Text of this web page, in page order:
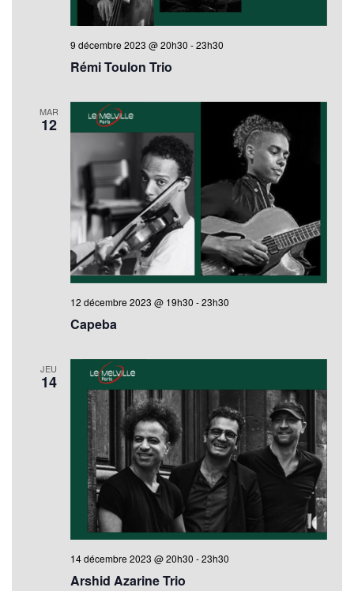
Rémi Toulon Trio
9 décembre 2023 @ 20h30 -23h30
MAR
12
Capeba
12 décembre 2023 @ 19h30 -23h30
JEU
14
Arshid Azarine Trio
14 décembre 2023 @ 20h30 -23h30